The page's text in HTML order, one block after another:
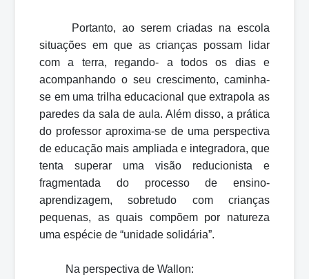
Portanto, ao serem criadas na escola
situações em que as crianças possam lidar
com a terra, regando- a todos os dias e
acompanhando o seu crescimento, caminha-
se em uma trilha educacional que extrapola as
paredes da sala de aula. Além disso, a prática
do professor aproxima-se de uma perspectiva
de educação mais ampliada e integradora, que
tenta superar uma visão reducionista e
fragmentada do processo de ensino-
aprendizagem, sobretudo com crianças
pequenas, as quais compõem por natureza
uma espécie de “unidade solidária”.
Na perspectiva de Wallon: